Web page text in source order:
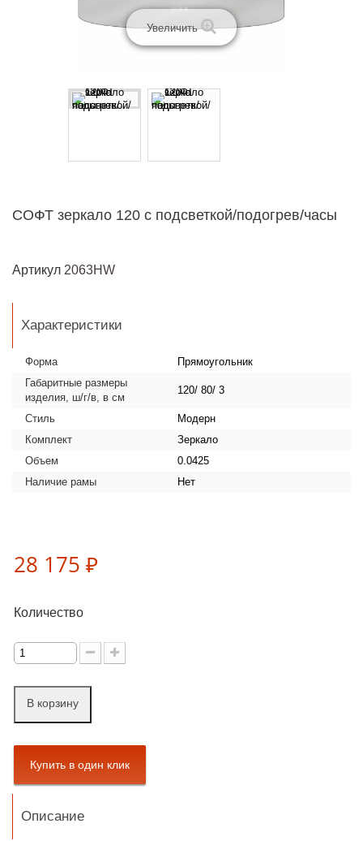
Увеличить
СОФТ зеркало 120 с подсветкой/подогрев/часы
Артикул 2063HW
Характеристики
Форма
Прямоугольник
Габаритные размеры
изделия, ш/г/в, в см
120/ 80/ 3
Стиль
Модерн
Комплект
Зеркало
Объем
0.0425
Наличие рамы
Нет
28 175 ₽
Количество
В корзину
Описание